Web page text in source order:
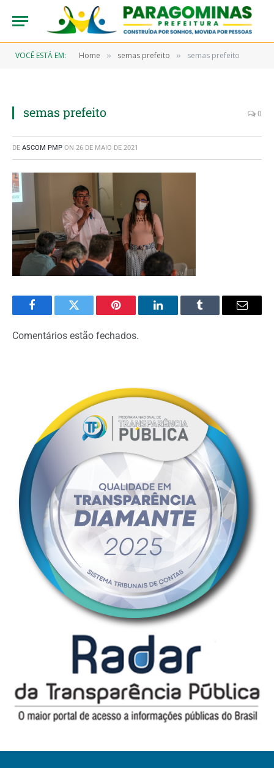
VOCÊ ESTÁ EM: Home » semas prefeito » semas prefeito
semas prefeito 0
DE ASCOM PMP ON 26 DE MAIO DE 2021
FacebookTwitter Pinterest LinkedInTumblr Email
Comentários estão fechados.